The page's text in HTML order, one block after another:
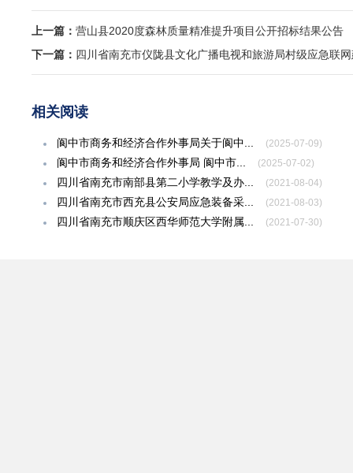
上一篇： 营山县2020度森林质量精准提升项目公开招标结果公告
下一篇： 四川省南充市仪陇县文化广播电视和旅游局村级应急联
相关阅读
阆中市商务和经济合作外事局关于阆中... (2025-07-09)
阆中市商务和经济合作外事局 阆中市... (2025-07-02)
四川省南充市南部县第二小学教学及办... (2021-08-04)
四川省南充市西充县公安局应急装备采... (2021-08-03)
四川省南充市顺庆区西华师范大学附属... (2021-07-30)